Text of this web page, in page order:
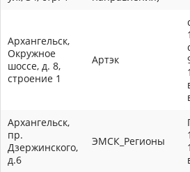
Архангельск,
Окружное
шоссе, д. 8,
строение 1
Артэк
Архангельск,
пр.
Дзержинского,
д.6
ЭМСК_Регионы